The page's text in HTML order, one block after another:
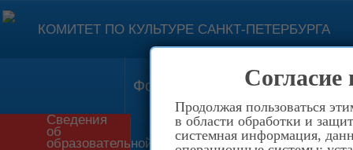
Согласие
Продолжая пользоваться
в области обработки и
системная информация,
КОМИТЕТ ПО КУЛЬТУРЕ САНКТ-ПЕТЕРБУРГА
Форма обратной связи
Сведения
об
образовательной Приём в школу История